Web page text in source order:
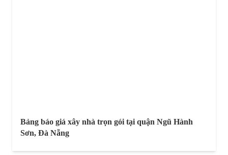
Bảng báo giá xây nhà trọn gói tại quận Ngũ Hành
Sơn, Đà Nẵng